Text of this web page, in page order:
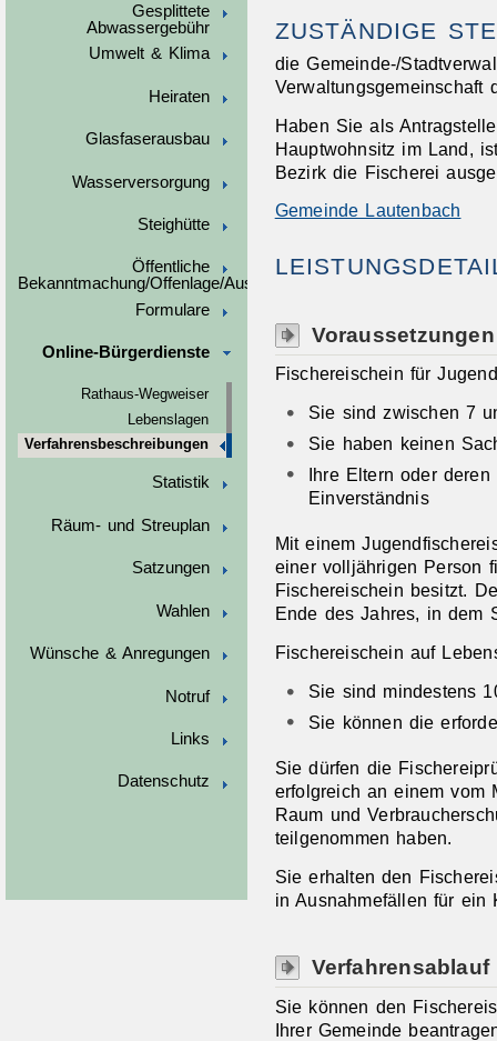
Gesplittete
Abwassergebühr
Umwelt & Klima
Heiraten
Glasfaserausbau
Wasserversorgung
Steighütte
Öffentliche
Bekanntmachung/Offenlage/Ausschreibungen
Formulare
Online-Bürgerdienste
Rathaus-Wegweiser
Lebenslagen
Verfahrensbeschreibungen
Statistik
Räum- und Streuplan
Satzungen
Wahlen
Wünsche & Anregungen
Notruf
Links
Datenschutz
ZUSTÄNDIGE
die Gemeinde-/
Verwaltungsgemeinschaft
Haben Sie als
Hauptwohnsitz im Land,
Bezirk die Fischerei
Gemeinde Lautenbach
Voraussetzungen
Fischereischein für
Sie sind zwischen 7
Sie haben keinen
Ihre Eltern oder
Einverständnis
Mit einem
einer volljährigen Person
Fischereischein besitzt.
Ende des Jahres, in dem
Fischereischein auf
Sie sind mindestens
Sie können die
Sie dürfen die
erfolgreich an einem vom
Raum und
teilgenommen haben.
Sie erhalten den
in Ausnahmefällen für ein
Verfahrensablauf
Sie können den
Ihrer Gemeinde